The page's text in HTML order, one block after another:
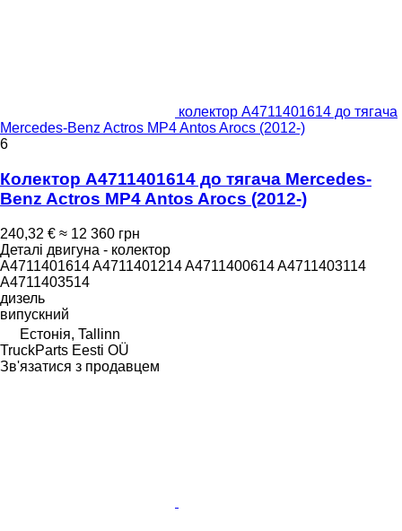
колектор A4711401614 до тягача
Mercedes-Benz Actros MP4 Antos Arocs (2012-)
6
Колектор A4711401614 до тягача Mercedes-
Benz Actros MP4 Antos Arocs (2012-)
240,32 € ≈ 12 360 грн
Деталі двигуна - колектор
A4711401614 A4711401214 A4711400614 A4711403114
A4711403514
дизель
випускний
Естонія, Tallinn
TruckParts Eesti OÜ
Зв'язатися з продавцем